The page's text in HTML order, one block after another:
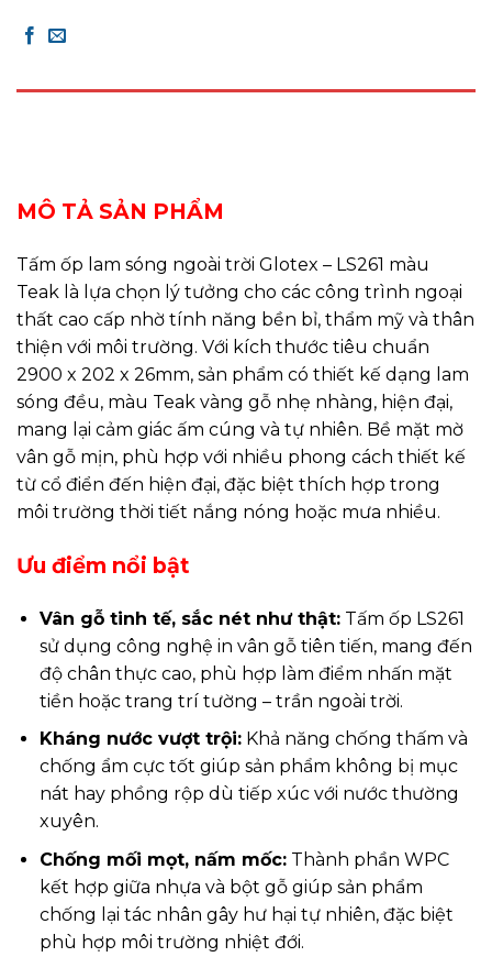
MÔ TẢ SẢN PHẨM
Tấm ốp lam sóng ngoài trời Glotex – LS261 màu
Teak là lựa chọn lý tưởng cho các công trình ngoại
thất cao cấp nhờ tính năng bền bỉ, thẩm mỹ và thân
thiện với môi trường. Với kích thước tiêu chuẩn
2900 x 202 x 26mm, sản phẩm có thiết kế dạng lam
sóng đều, màu Teak vàng gỗ nhẹ nhàng, hiện đại,
mang lại cảm giác ấm cúng và tự nhiên. Bề mặt mờ
vân gỗ mịn, phù hợp với nhiều phong cách thiết kế
từ cổ điển đến hiện đại, đặc biệt thích hợp trong
môi trường thời tiết nắng nóng hoặc mưa nhiều.
Ưu điểm nổi bật
Vân gỗ tinh tế, sắc nét như thật:Tấm ốp LS261
sử dụng công nghệ in vân gỗ tiên tiến, mang đến
độ chân thực cao, phù hợp làm điểm nhấn mặt
tiền hoặc trang trí tường – trần ngoài trời.
Kháng nước vượt trội:Khả năng chống thấm và
chống ẩm cực tốt giúp sản phẩm không bị mục
nát hay phồng rộp dù tiếp xúc với nước thường
xuyên.
Chống mối mọt, nấm mốc:Thành phần WPC
kết hợp giữa nhựa và bột gỗ giúp sản phẩm
chống lại tác nhân gây hư hại tự nhiên, đặc biệt
phù hợp môi trường nhiệt đới.